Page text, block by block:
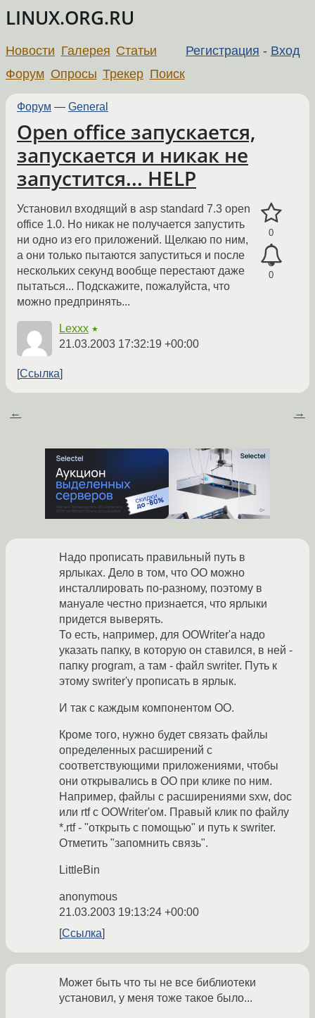
LINUX.ORG.RU
Регистрация - Вход
Новости Галерея Статьи
Форум Опросы Трекер Поиск
Форум — General
Open office запускается,
запускается и никак не
запустится... HELP
0
0
Установил входящий в asp standard 7.3 open
office 1.0. Но никак не получается запустить
ни одно из его приложений. Щелкаю по ним,
а они только пытаются запуститься и после
нескольких секунд вообще перестают даже
пытаться... Подскажите, пожалуйста, что
можно предпринять...
Lexxx ★
21.03.2003 17:32:19 +00:00
Ссылка
← →
Надо прописать правильный путь в
ярлыках. Дело в том, что ОО можно
инсталлировать по-разному, поэтому в
мануале честно признается, что ярлыки
придется выверять.
То есть, например, для OOWriter'a надо
указать папку, в которую он ставился, в ней -
папку program, а там - файл swriter. Путь к
этому swriter'у прописать в ярлык.
И так с каждым компонентом ОО.
Кроме того, нужно будет связать файлы
определенных расширений с
соответствующими приложениями, чтобы
они открывались в OO при клике по ним.
Например, файлы с расширениями sxw, doc
или rtf с OOWriter'ом. Правый клик по файлу
*.rtf - "открыть с помощью" и путь к swriter.
Отметить "запомнить связь".
LittleBin
anonymous
21.03.2003 19:13:24 +00:00
Ссылка
Может быть что ты не все библиотеки
установил, у меня тоже такое было...